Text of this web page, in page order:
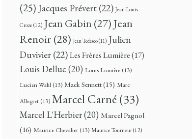
(25) Jacques Prévert(22) Jean-Louis
Croze (12) Jean Gabin (27) Jean
Renoir (28) Jean Tedesco(11) Julien
Duvivier(22)Les Frères Lumière(17)
Louis Delluc (20) Louis Lumière (13)
Lucien Wahl (13) Mack Sennett(15) Marc
Allegret (13) Marcel Carné (33)
Marcel L'Herbier(20) Marcel Pagnol
(16) Maurice Chevalier (13) Maurice Tourneur(12)